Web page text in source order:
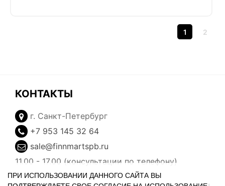
1 2
КОНТАКТЫ
г. Санкт-Петербург
+7 953 145 32 64
sale@finnmartspb.ru
11.00 - 17.00 (консультации по телефону)
ПРИ ИСПОЛЬЗОВАНИИ ДАННОГО САЙТА ВЫ